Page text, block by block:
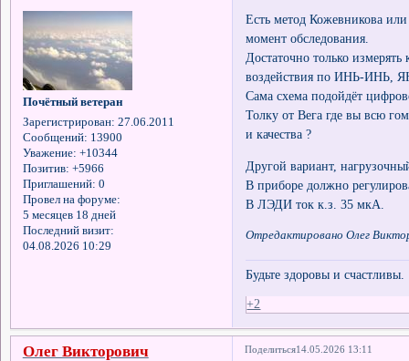
Почётный ветеран
Зарегистрирован: 27.06.2011
Сообщений: 13900
Уважение: +10344
Позитив: +5966
Приглашений: 0
Провел на форуме:
5 месяцев 18 дней
Последний визит:
04.08.2026 10:29
Есть метод Кожевникова
момент обследования.
Достаточно только
воздействия по ИНЬ-ИНЬ,
Сама схема подойдёт
Толку от Вега где вы всю
и качества ?
Другой вариант,
В приборе должно
В ЛЭДИ ток к.з. 35 мкА.
Отредактировано Олег
Будьте здоровы и счастливы.
+2
Поделиться14.05.2026 13:11
Олег Викторович